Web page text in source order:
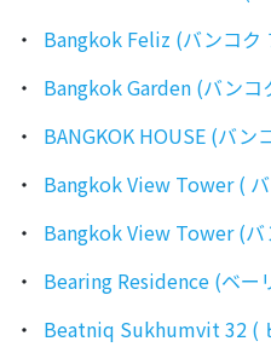
Bangkok Feliz (バンコク
Bangkok Garden (バンコ
BANGKOK HOUSE (バン
Bangkok View Tower (
Bangkok View Tower (バ
Bearing Residence (ベー
Beatniq Sukhumvit 32 ( ビ